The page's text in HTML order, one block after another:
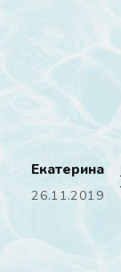
Екатерина
26.11.2019